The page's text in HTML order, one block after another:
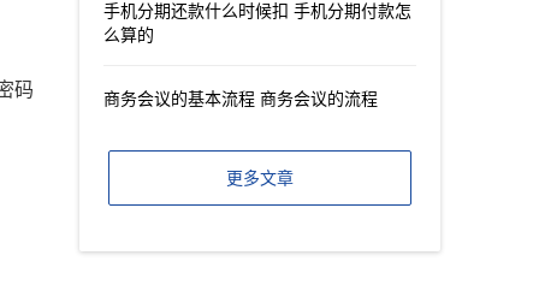
码
手机分期还款什么时候扣 手机分期付款怎
么算的
商务会议的基本流程 商务会议的流程
更多文章